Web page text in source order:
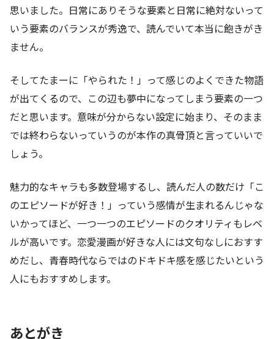
思いました。日常にありそうな要素と日常に絶対ないって
いう要素のバランスが秀逸で、読んでいて本当に飽きがき
ません。
そしてたまーに「やられた！」って感じのよくできた物語
が出てくるので、この辺も夢中になってしまう要素の一つ
だと思います。意味が分からない設定に始まり、そのまま
では終わらないっていうのが本作の真骨頂と言っていいで
しょう。
魅力的なキャラも多数登場するし、読んだ人の数だけ「こ
のエピソードが好き！」っていう感情が生まれるんじゃな
いかってほど、一つ一つのエピソードのクオリティもレベ
ルが高いです。恋愛漫画が好きな人には文句なしにおすす
めだし、青春時代ならではのドキドキ感を感じたいという
人にもおすすめします。
あとがき